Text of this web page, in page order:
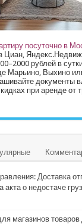
посуточно в
Циан,
рублей в
Марьино, Выхино
документы
при аренде от
Доставка
акта о недостаче
магазинов товаров